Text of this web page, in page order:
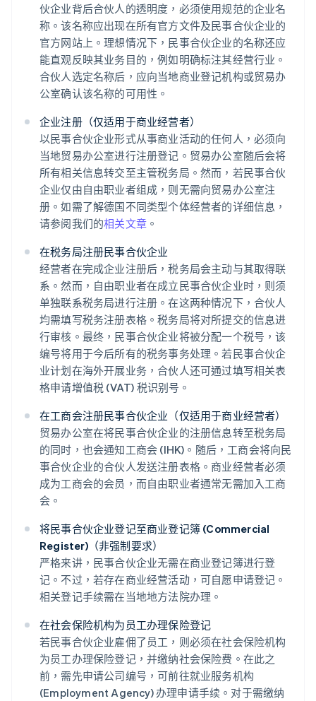
伙企业背后合伙人的透明度，必须使用规范的企业名
称。该名称应出现在所有官方文件及民事合伙企业的
官方网站上。理想情况下，民事合伙企业的名称还应
能直观反映其业务目的，例如明确标注其经营行业。
合伙人选定名称后，应向当地商业登记机构或贸易办
公室确认该名称的可用性。
企业注册（仅适用于商业经营者）
以民事合伙企业形式从事商业活动的任何人，必须向
当地贸易办公室进行注册登记。贸易办公室随后会将
所有相关信息转交至主管税务局。然而，若民事合伙
企业仅由自由职业者组成，则无需向贸易办公室注
册。如需了解德国不同类型个体经营者的详细信息，
请参阅我们的相关文章 。
在税务局注册民事合伙企业
经营者在完成企业注册后，税务局会主动与其取得联
系。然而，自由职业者在成立民事合伙企业时，则须
单独联系税务局进行注册。在这两种情况下，合伙人
均需填写税务注册表格。税务局将对所提交的信息进
行审核。最终，民事合伙企业将被分配一个税号，该
编号将用于今后所有的税务事务处理。若民事合伙企
业计划在海外开展业务，合伙人还可通过填写相关表
格申请增值税 (VAT) 税识别号。
在工商会注册民事合伙企业（仅适用于商业经营者）
贸易办公室在将民事合伙企业的注册信息转至税务局
的同时，也会通知工商会 (IHK)。随后，工商会将向民
事合伙企业的合伙人发送注册表格。商业经营者必须
成为工商会的会员，而自由职业者通常无需加入工商
会。
将民事合伙企业登记至商业登记簿 (Commercial
Register)（非强制要求）
严格来讲，民事合伙企业无需在商业登记簿进行登
记。不过，若存在商业经营活动，可自愿申请登记。
相关登记手续需在当地地方法院办理。
在社会保险机构为员工办理保险登记
若民事合伙企业雇佣了员工，则必须在社会保险机构
为员工办理保险登记，并缴纳社会保险费。在此之
前，需先申请公司编号，可前往就业服务机构
(Employment Agency) 办理申请手续。对于需缴纳